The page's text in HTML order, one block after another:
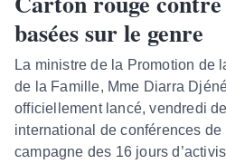
basées sur le genre
La ministre de la Promotion de
de la Famille, Mme Diarra
officiellement lancé, vendredi
international de conférences
campagne des 16 jours